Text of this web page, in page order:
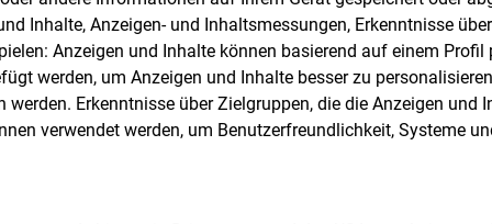
Inhalte, Anzeigen- und Inhaltsmessungen, Erkenntnisse
Anzeigen und Inhalte können basierend auf einem Profil
werden, um Anzeigen und Inhalte besser zu
werden. Erkenntnisse über Zielgruppen, die die Anzeigen und
verwendet werden, um Benutzerfreundlichkeit, Systeme
die Regierung die Strom-Alternativen zu
Öl sabotiere, ließe sie die Menschen
Kostenfalle laufen, so Reiserer.
Umwelthilfe (DUH) nennt den
als „größte klimapolitische
E&M